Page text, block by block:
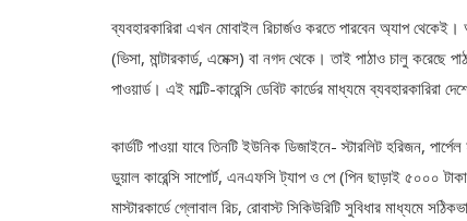
ব্যবহারকারিরা এখন মোবাইল রিচার্জও করতে পারবেন অ্যাপ
(ভিসা, মান্টারকার্ড, এমেক্স) বা নগদ থেকে। তাই পাঠাও চালু করেছে
পাওয়ার্ড। এই মাল্টি-কারেন্সি ডেবিট কার্ডের মাধ্যমে
কার্ডটি পাওয়া যাবে তিনটি ইউনিক ডিজাইনে- স্টারলিট হরিজন,
ডুয়াল কারেন্সি সাপোর্ট, এনএফসি ট্যাপ ও পে (পিন ছাড়াই ৫০০০
মাস্টারকার্ডে গ্লোবাল রিচ, রোবাস্ট সিকিউরিটি সুবিধার মাধ্যমে